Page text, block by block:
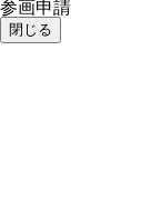
参画申請
閉じる